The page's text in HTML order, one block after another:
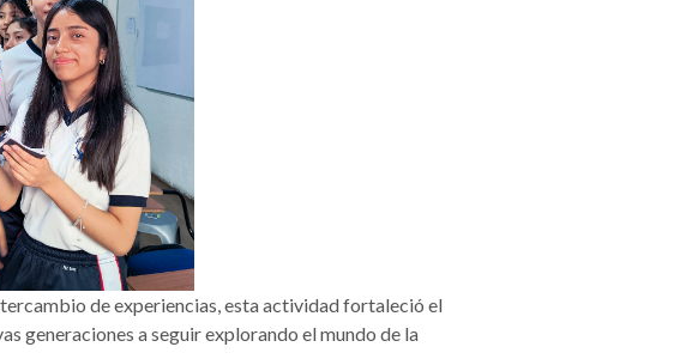
de experiencias, esta actividad fortaleció el
generaciones a seguir explorando el mundo de la